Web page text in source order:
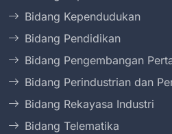
Bidang Kependudukan
Bidang Pendidikan
Bidang Pengembangan
Bidang Perindustrian dan
Bidang Rekayasa Industri
Bidang Telematika